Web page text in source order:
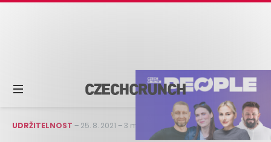
UDRŽITELNOST – 25. 8. 2021 –3 min čtení